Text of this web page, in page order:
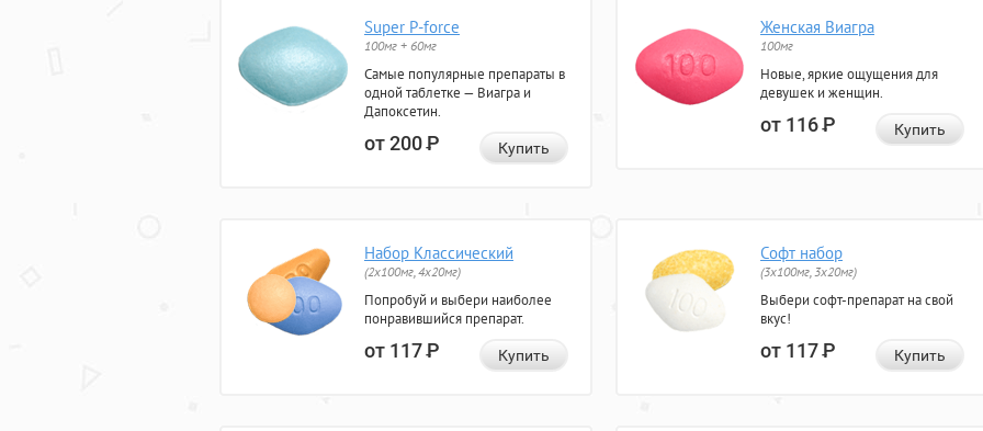
Super P-force
100мг + 60мг
Самые популярные препараты в
одной таблетке — Виагра и
Дапоксетин.
от 200Р Купить
Женская Виагра
100мг
Новые, яркие ощущения для
девушек и женщин.
от 116Р Купить
Набор Классический
(2x100мг, 4x20мг)
Попробуй и выбери наиболее
понравившийся препарат.
от 117Р Купить
Софт набор
(3x100мг, 3x20мг)
Выбери софт-препарат на свой
вкус!
от 117Р Купить